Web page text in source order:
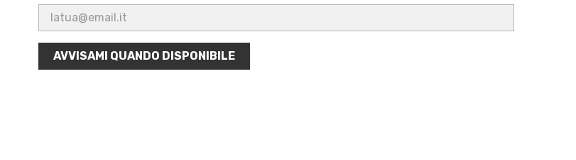
AVVISAMI QUANDO DISPONIBILE